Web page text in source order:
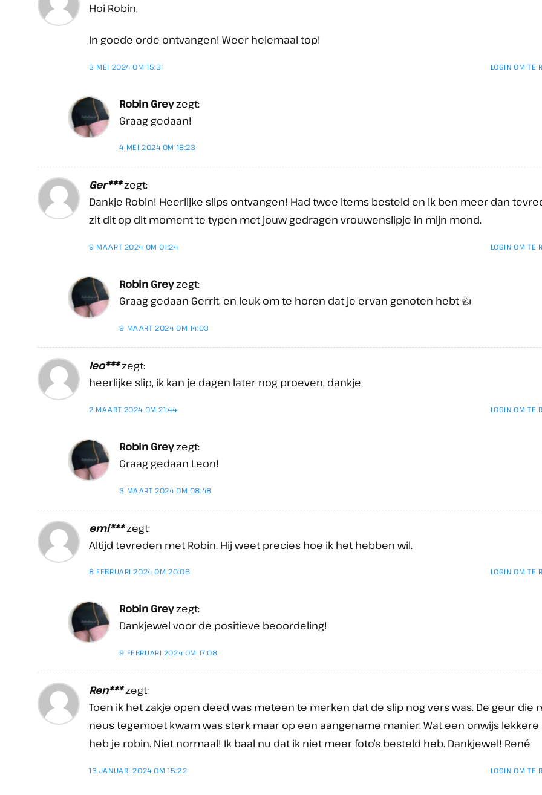
Hoi Robin,
In goede orde ontvangen! Weer helemaal top!
3 MEI 2024 OM 15:31 LOGIN OM TE
Robin Greyzegt:
Graag gedaan!
4 MEI 2024 OM 18:23
Ger***zegt:
Dankje Robin! Heerlijke slips ontvangen! Had twee items besteld en ik ben meer dan
zit dit op dit moment te typen met jouw gedragen vrouwenslipje in mijn mond.
9 MAART 2024 OM 01:24 LOGIN OM TE
Robin Greyzegt:
Graag gedaan Gerrit, en leuk om te horen dat je ervan genoten hebt 👍
9 MAART 2024 OM 14:03
leo***zegt:
heerlijke slip, ik kan je dagen later nog proeven, dankje
2 MAART 2024 OM 21:44 LOGIN OM TE
Robin Greyzegt:
Graag gedaan Leon!
3 MAART 2024 OM 08:48
emi***zegt:
Altijd tevreden met Robin. Hij weet precies hoe ik het hebben wil.
8 FEBRUARI 2024 OM 20:06 LOGIN OM TE
Robin Greyzegt:
Dankjewel voor de positieve beoordeling!
9 FEBRUARI 2024 OM 17:08
Ren***zegt:
Toen ik het zakje open deed was meteen te merken dat de slip nog vers was. De geur die
neus tegemoet kwam was sterk maar op een aangename manier. Wat een onwijs lekkere
heb je robin. Niet normaal! Ik baal nu dat ik niet meer foto’s besteld heb. Dankjewel! René
13 JANUARI 2024 OM 15:22 LOGIN OM TE